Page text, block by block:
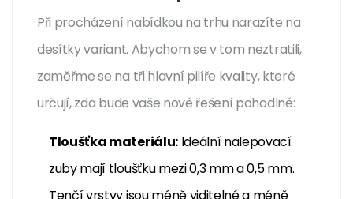
Při procházení nabídkou na trhu narazíte na
desítky variant. Abychom se v tom neztratili,
zaměřme se na tři hlavní pilíře kvality, které
určují, zda bude vaše nové řešení pohodlné:
Tloušťka materiálu:Ideální nalepovací
zuby mají tloušťku mezi 0,3 mm a 0,5 mm.